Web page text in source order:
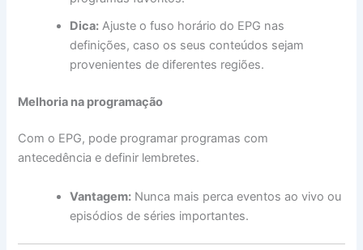
Dica: Ajuste o fuso horário do EPG nas
definições, caso os seus conteúdos sejam
provenientes de diferentes regiões.
Melhoria na programação
Com o EPG, pode programar programas com
antecedência e definir lembretes.
Vantagem: Nunca mais perca eventos ao vivo ou
episódios de séries importantes.